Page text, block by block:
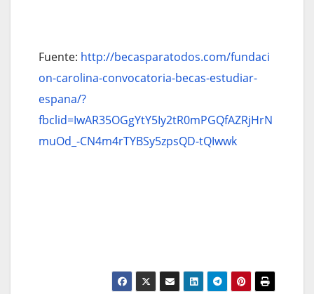
Fuente: http://becasparatodos.com/fundaci
on-carolina-convocatoria-becas-estudiar-
espana/?
fbclid=IwAR35OGgYtY5Iy2tR0mPGQfAZRjHrN
muOd_-CN4m4rTYBSy5zpsQD-tQIwwk